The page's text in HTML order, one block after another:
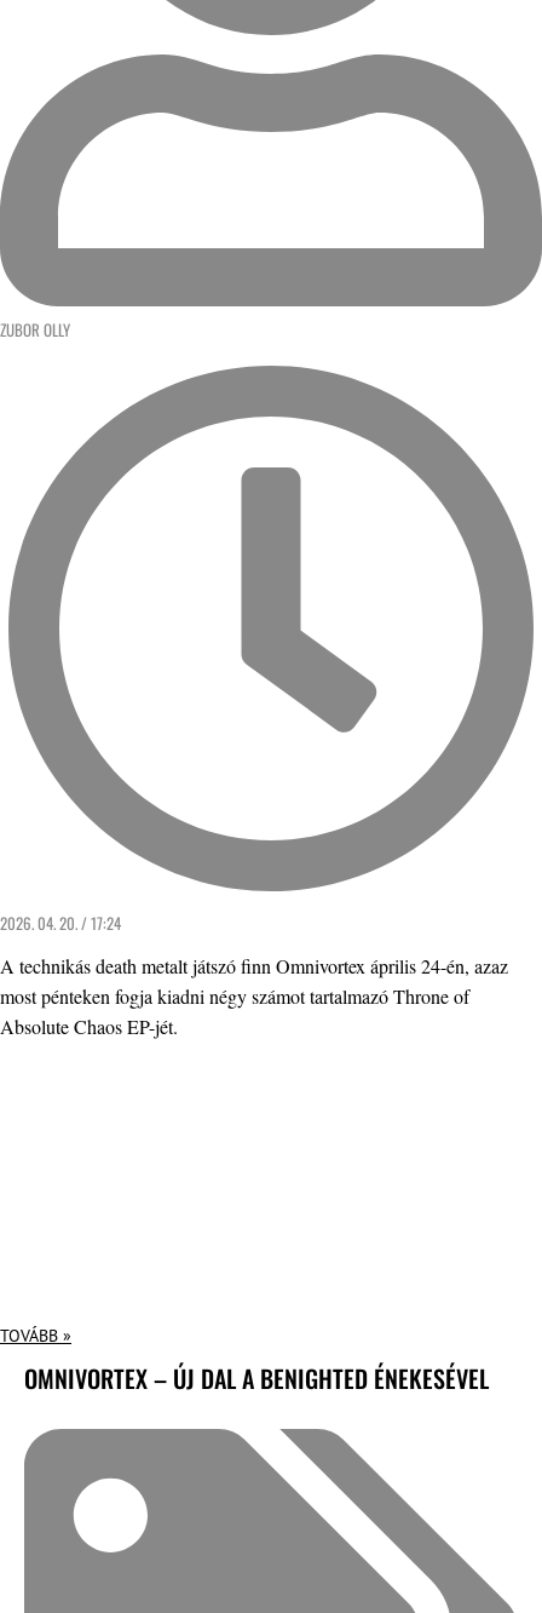
ZUBOR OLLY
2026. 04. 20. / 17:24
A technikás death metalt játszó finn Omnivortex április 24-én, azaz
most pénteken fogja kiadni négy számot tartalmazó Throne of
Absolute Chaos EP-jét.
TOVÁBB »
OMNIVORTEX – ÚJ DAL A BENIGHTED ÉNEKESÉVEL